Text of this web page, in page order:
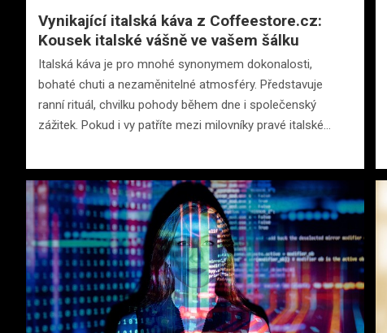
Vynikající italská káva z Coffeestore.cz:
Kousek italské vášně ve vašem šálku
Italská káva je pro mnohé synonymem dokonalosti,
bohaté chuti a nezaměnitelné atmosféry. Představuje
ranní rituál, chvilku pohody během dne i společenský
zážitek. Pokud i vy patříte mezi milovníky pravé italské…